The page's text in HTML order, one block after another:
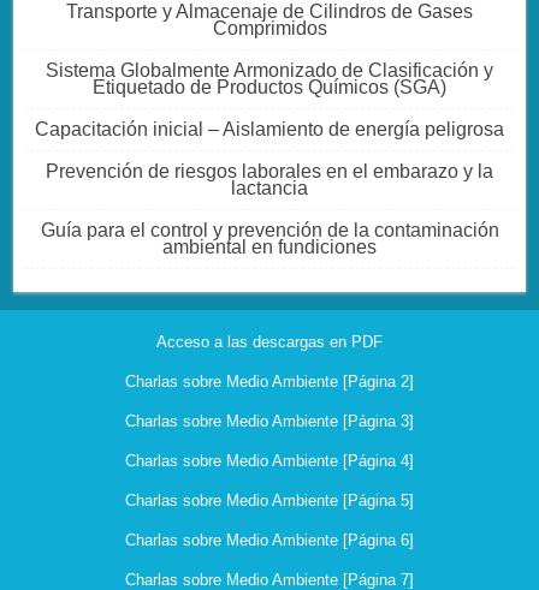
Transporte y Almacenaje de Cilindros de Gases
Comprimidos
Sistema Globalmente Armonizado de Clasificación y
Etiquetado de Productos Químicos (SGA)
Capacitación inicial – Aislamiento de energía peligrosa
Prevención de riesgos laborales en el embarazo y la
lactancia
Guía para el control y prevención de la contaminación
ambiental en fundiciones
Acceso a las descargas en PDF
Charlas sobre Medio Ambiente [Página 2]
Charlas sobre Medio Ambiente [Página 3]
Charlas sobre Medio Ambiente [Página 4]
Charlas sobre Medio Ambiente [Página 5]
Charlas sobre Medio Ambiente [Página 6]
Charlas sobre Medio Ambiente [Página 7]